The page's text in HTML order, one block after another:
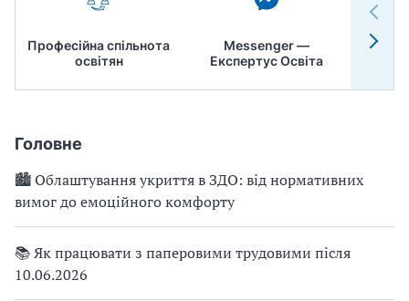
Професійна спільнота
освітян
Messenger —
Експертус Освіта
Головне
🏙 Облаштування укриття в ЗДО: від нормативних
вимог до емоційного комфорту
📚 Як працювати з паперовими трудовими після
10.06.2026